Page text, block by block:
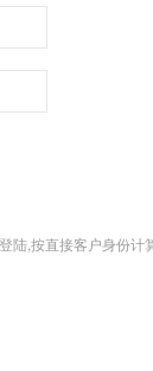
陆,按直接客户身份计